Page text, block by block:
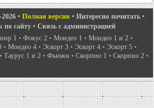
• Полная версия • Интересно почитать •
по сайту • Связь с администрацией
1 • Фокус 2 • Мондео 1 • Мондео 1 и 2 •
• Мондео 4 • Эскорт 3 • Эскорт 4 • Эскорт 5 •
• Таурус 1 и 2 • Фьюжн • Скорпио 1 • Скорпио 2 •